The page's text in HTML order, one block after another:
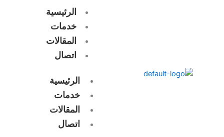
الرئيسية
خدمات
المقالات
اتصال
الرئيسية
خدمات
المقالات
اتصال